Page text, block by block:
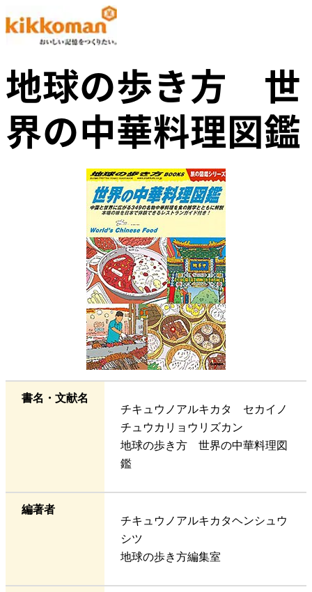
地球の歩き方 世
界の中華料理図鑑
書名・文献名
チキュウノアルキカタ セカイノ
チュウカリョウリズカン
地球の歩き方 世界の中華料理図
鑑
編著者
チキュウノアルキカタヘンシュウ
シツ
地球の歩き方編集室